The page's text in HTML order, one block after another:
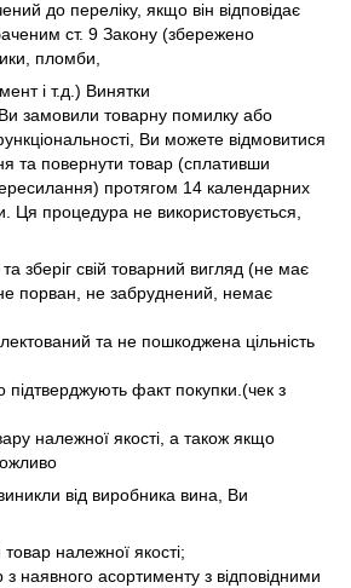
до переліку, якщо він відповідає
ст. 9 Закону (збережено
пломби,
і т.д.) Винятки
замовили товарну помилку або
Ви можете відмовитися
та повернути товар (сплативши
протягом 14 календарних
Ця процедура не використовується,
зберіг свій товарний вигляд (не має
порван, не забруднений, немає
та не пошкоджена цільність
факт покупки.(чек з
належної якості, а також якщо
від виробника вина, Ви
належної якості;
наявного асортименту з відповідними